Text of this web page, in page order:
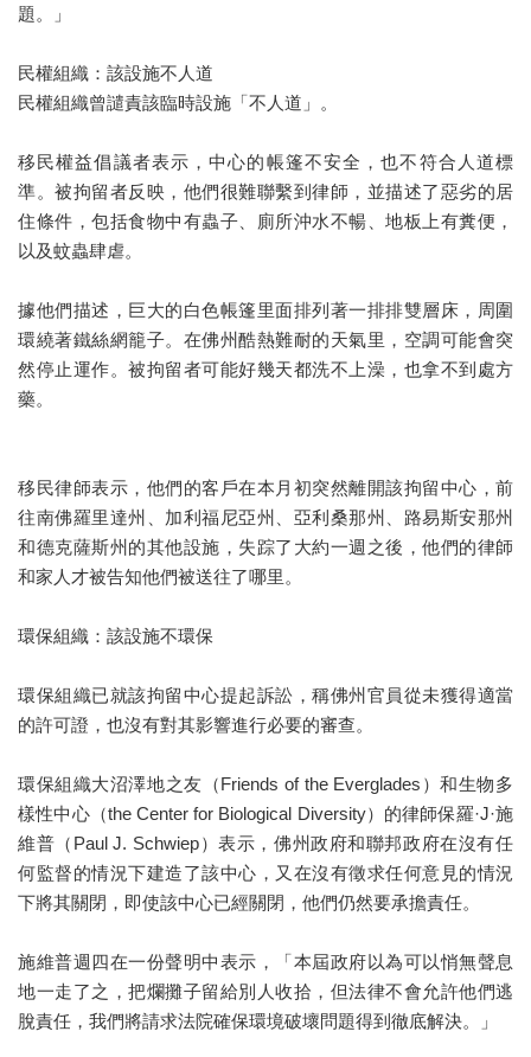
題。」
民權組織：該設施不人道
民權組織曾譴責該臨時設施「不人道」。
移民權益倡議者表示，中心的帳篷不安全，也不符合人道標
準。被拘留者反映，他們很難聯繫到律師，並描述了惡劣的居
住條件，包括食物中有蟲子、廁所沖水不暢、地板上有糞便，
以及蚊蟲肆虐。
據他們描述，巨大的白色帳篷里面排列著一排排雙層床，周圍
環繞著鐵絲網籠子。在佛州酷熱難耐的天氣里，空調可能會突
然停止運作。被拘留者可能好幾天都洗不上澡，也拿不到處方
藥。
移民律師表示，他們的客戶在本月初突然離開該拘留中心，前
往南佛羅里達州、加利福尼亞州、亞利桑那州、路易斯安那州
和德克薩斯州的其他設施，失踪了大約一週之後，他們的律師
和家人才被告知他們被送往了哪里。
環保組織：該設施不環保
環保組織已就該拘留中心提起訴訟，稱佛州官員從未獲得適當
的許可證，也沒有對其影響進行必要的審查。
環保組織大沼澤地之友（Friends of the Everglades）和生物多
樣性中心（the Center for Biological Diversity）的律師保羅·J·施
維普（Paul J. Schwiep）表示，佛州政府和聯邦政府在沒有任
何監督的情況下建造了該中心，又在沒有徵求任何意見的情況
下將其關閉，即使該中心已經關閉，他們仍然要承擔責任。
施維普週四在一份聲明中表示，「本屆政府以為可以悄無聲息
地一走了之，把爛攤子留給別人收拾，但法律不會允許他們逃
脫責任，我們將請求法院確保環境破壞問題得到徹底解決。」